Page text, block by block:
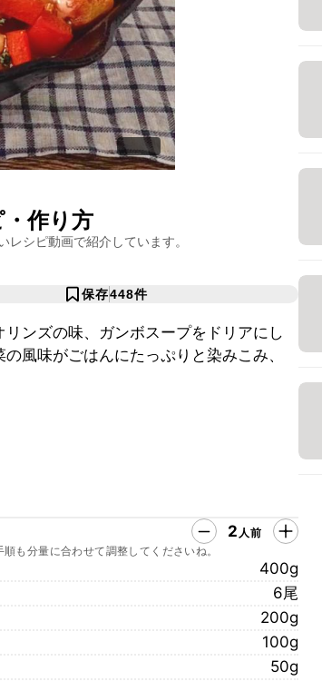
作り方
レシピ動画で紹介しています。
保存448件
ンズの味、ガンボスープをドリアにし
風味がごはんにたっぷりと染みこみ、
2 人前
も分量に合わせて調整してくださいね。
400g
6尾
200g
100g
50g